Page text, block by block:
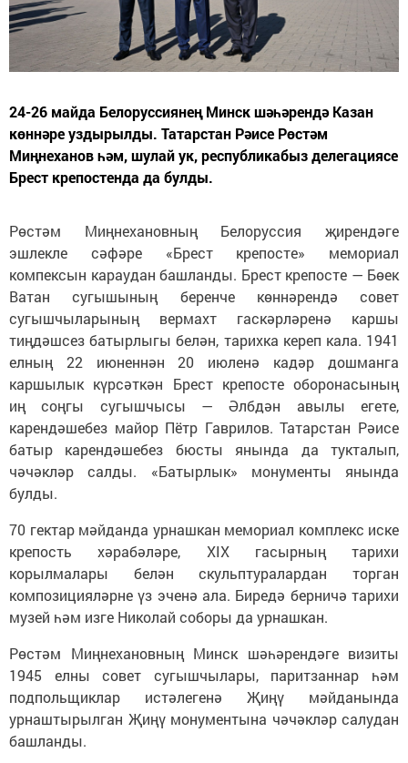
24-26 майда Белоруссиянең Минск шәһәрендә Казан
көннәре уздырылды. Татарстан Рәисе Рөстәм
Миңнеханов һәм, шулай ук, республикабыз делегациясе
Брест крепостенда да булды.
Рөстәм Миңнехановның Белоруссия җирендәге
эшлекле сәфәре «Брест крепосте» мемориал
компексын караудан башланды. Брест крепосте — Бөек
Ватан сугышының беренче көннәрендә совет
сугышчыларының вермахт гаскәрләренә каршы
тиңдәшсез батырлыгы белән, тарихка кереп кала. 1941
елның 22 июненнән 20 июленә кадәр дошманга
каршылык күрсәткән Брест крепосте оборонасының
иң соңгы сугышчысы — Әлбдән авылы егете,
карендәшебез майор Пётр Гаврилов. Татарстан Рәисе
батыр карендәшебез бюсты янында да тукталып,
чәчәкләр салды. «Батырлык» монументы янында
булды.
70 гектар мәйданда урнашкан мемориал комплекс иске
крепость хәрабәләре, XIX гасырның тарихи
корылмалары белән скульптуралардан торган
композицияләрне үз эченә ала. Биредә берничә тарихи
музей һәм изге Николай соборы да урнашкан.
Рөстәм Миңнехановның Минск шәһәрендәге визиты
1945 елны совет сугышчылары, паритзаннар һәм
подпольщиклар истәлегенә Җиңү мәйданында
урнаштырылган Җиңү монументына чәчәкләр салудан
башланды.